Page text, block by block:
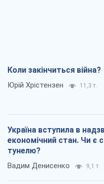
Коли закінчиться війна?
Юрій Хрістензен 11,3 т.
Україна вступила в
економічний стан. Чи є
тунелю?
Вадим Денисенко 9,1 т.